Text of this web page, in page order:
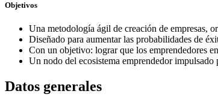
Objetivos
Una metodología ágil de creación de empresas,
Diseñado para aumentar las probabilidades de
Con un objetivo: lograr que los emprendedores
Un nodo del ecosistema emprendedor
Datos generales